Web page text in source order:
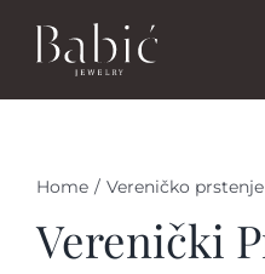
Home / Vereničko
Verenički